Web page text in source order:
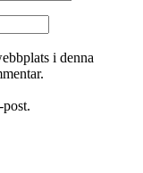
i denna